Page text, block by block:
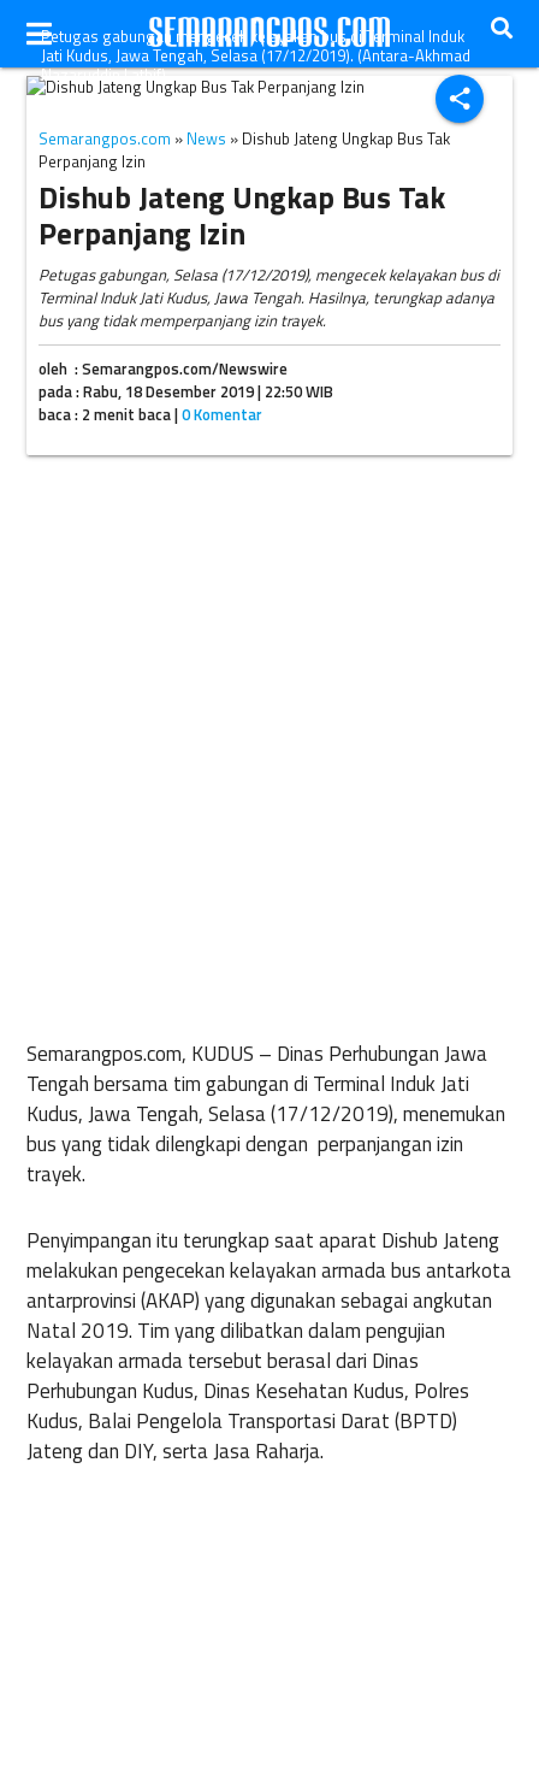
share
Petugas gabungan mengecek kelayakan bus di Terminal Induk
Jati Kudus, Jawa Tengah, Selasa (17/12/2019). (Antara-Akhmad
Nazaruddin Lathif)
Semarangpos.com » News » Dishub Jateng Ungkap Bus Tak
Perpanjang Izin
Dishub Jateng Ungkap Bus Tak
Perpanjang Izin
Petugas gabungan, Selasa (17/12/2019), mengecek kelayakan bus di
Terminal Induk Jati Kudus, Jawa Tengah. Hasilnya, terungkap adanya
bus yang tidak memperpanjang izin trayek.
oleh : Semarangpos.com/Newswire
pada : Rabu, 18 Desember 2019 | 22:50 WIB
baca : 2 menit baca |0 Komentar
Semarangpos.com, KUDUS – Dinas Perhubungan Jawa
Tengah bersama tim gabungan di Terminal Induk Jati
Kudus, Jawa Tengah, Selasa (17/12/2019), menemukan
bus yang tidak dilengkapi dengan perpanjangan izin
trayek.
Penyimpangan itu terungkap saat aparat Dishub Jateng
melakukan pengecekan kelayakan armada bus antarkota
antarprovinsi (AKAP) yang digunakan sebagai angkutan
Natal 2019. Tim yang dilibatkan dalam pengujian
kelayakan armada tersebut berasal dari Dinas
Perhubungan Kudus, Dinas Kesehatan Kudus, Polres
Kudus, Balai Pengelola Transportasi Darat (BPTD)
Jateng dan DIY, serta Jasa Raharja.